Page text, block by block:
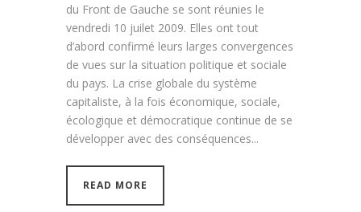
du Front de Gauche se sont réunies le
vendredi 10 juilet 2009. Elles ont tout
d’abord confirmé leurs larges convergences
de vues sur la situation politique et sociale
du pays. La crise globale du système
capitaliste, à la fois économique, sociale,
écologique et démocratique continue de se
développer avec des conséquences...
READ MORE